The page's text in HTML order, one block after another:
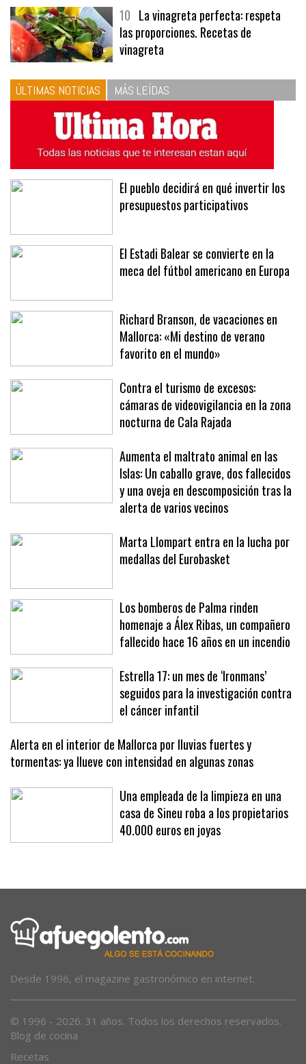
10 La vinagreta perfecta: respeta
las proporciones. Recetas de
vinagreta
ÚLTIMAS NOTICIAS MÁS LEÍDAS
El pueblo decidirá en qué invertir los
presupuestos participativos
El Estadi Balear se convierte en la
meca del fútbol americano en Europa
Richard Branson, de vacaciones en
Mallorca: «Mi destino de verano
favorito en el mundo»
Contra el turismo de excesos:
cámaras de videovigilancia en la zona
nocturna de Cala Rajada
Aumenta el maltrato animal en las
Islas: Un caballo grave, dos fallecidos
y una oveja en descomposición tras la
alerta de varios vecinos
Marta Llompart entra en la lucha por
medallas del Eurobasket
Los bomberos de Palma rinden
homenaje a Álex Ribas, un compañero
fallecido hace 16 años en un incendio
Estrella 17: un mes de ‘Ironmans’
seguidos para la investigación contra
el cáncer infantil
Alerta en el interior de Mallorca por lluvias fuertes y
tormentas: ya llueve con intensidad en algunas zonas
Una empleada de la limpieza en una
casa de Sineu roba a los propietarios
40.000 euros en joyas
Desde 1996, el magazine gastronómico en internet.
© 1996 - 2026. 31 años. Todos los derechos reservados.
Blog de cocina
Recetas